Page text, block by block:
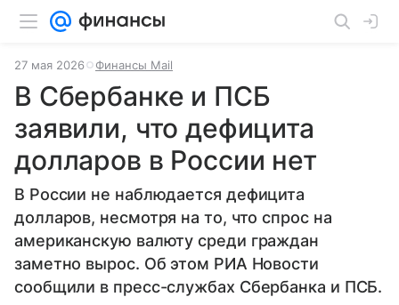
27 мая 2026 Финансы Mail
В Сбербанке и ПСБ
заявили, что дефицита
долларов в России нет
В России не наблюдается дефицита
долларов, несмотря на то, что спрос на
американскую валюту среди граждан
заметно вырос. Об этом РИА Новости
сообщили в пресс-службах Сбербанка и ПСБ.